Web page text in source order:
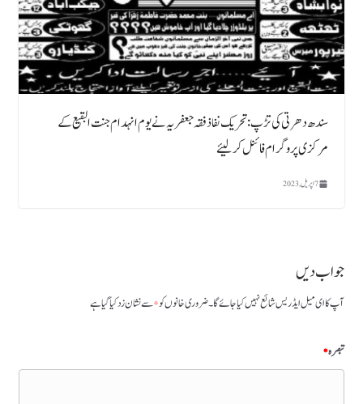
سندھ دھرتی کی تڑپ : تحریک نفاذ فقہ جعفریہ نے یوم انہدام جنت البقیع کے
مرکزی پروگرام فائنل کرلیئے
7 اپریل, 2023
جواب دیں
آپ کا ای میل ایڈریس شائع نہیں کیا جائے گا۔ضروری خانوں کو*سے نشان زد کیا گیا ہے
تبصرہ*